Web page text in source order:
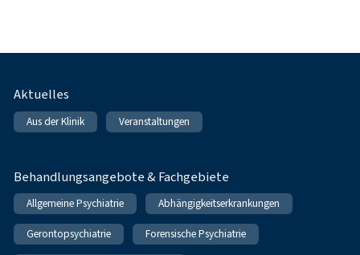
Fußnavigation
Aktuelles
Aus der Klinik Veranstaltungen
Behandlungsangebote & Fachgebiete
Allgemeine Psychiatrie Abhängigkeitserkrankungen
Gerontopsychiatrie Forensische Psychiatrie